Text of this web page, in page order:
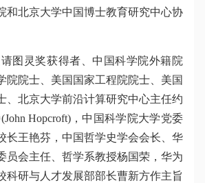
和北京大学中国博士教育研究中心协
图灵奖获得者、中国科学院外籍院
院院士、美国国家工程院院士、美国
、北京大学前沿计算研究中心主任约
Hopcroft)，中国科学院大学党委
长王艳芬，中国哲学史学会会长、华
员会主任、哲学系教授杨国荣，华为
科研与人才发展部部长曹新方作主旨